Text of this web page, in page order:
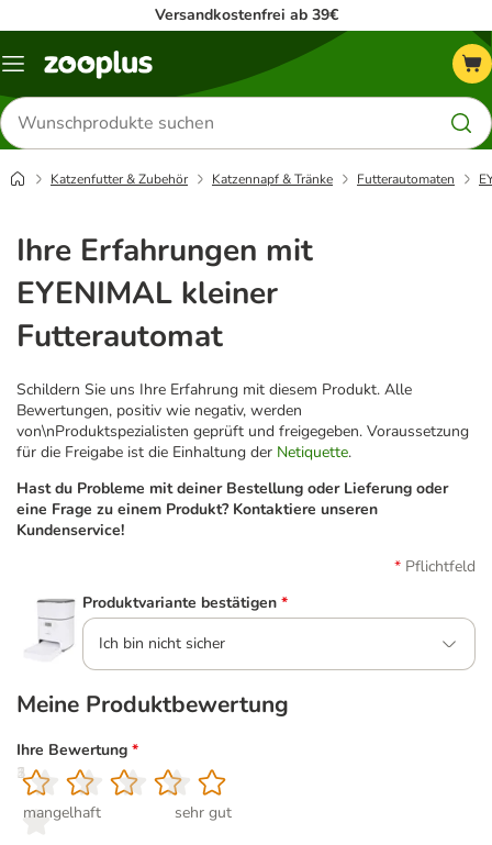
Versandkostenfrei ab 39€
Menü
Produkte
suchen
Katzenfutter & Zubehör Katzennapf & Tränke Futterautomaten
Ihre Erfahrungen mit
EYENIMAL kleiner
Futterautomat
Schildern Sie uns Ihre Erfahrung mit diesem Produkt. Alle
Bewertungen, positiv wie negativ, werden
von\nProduktspezialisten geprüft und freigegeben. Voraussetzung
für die Freigabe ist die Einhaltung der Netiquette.
Hast du Probleme mit deiner Bestellung oder Lieferung oder
eine Frage zu einem Produkt? Kontaktiere unseren
Kundenservice!
Pflichtfeld
Produktvariante bestätigen *
Ich bin nicht sicher
Meine Produktbewertung
Ihre Bewertung *
1
mangelhaft
2
3
4
5
sehr gut